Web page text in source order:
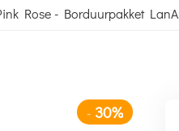
Rose - Borduurpakket